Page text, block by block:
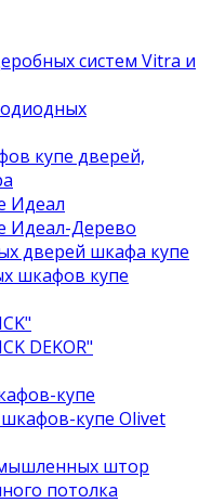
систем Vitra и
купе дверей,
Идеал
Идеал-Дерево
дверей шкафа купе
шкафов купе
DEKOR"
купе
купе Olivet
штор
потолка